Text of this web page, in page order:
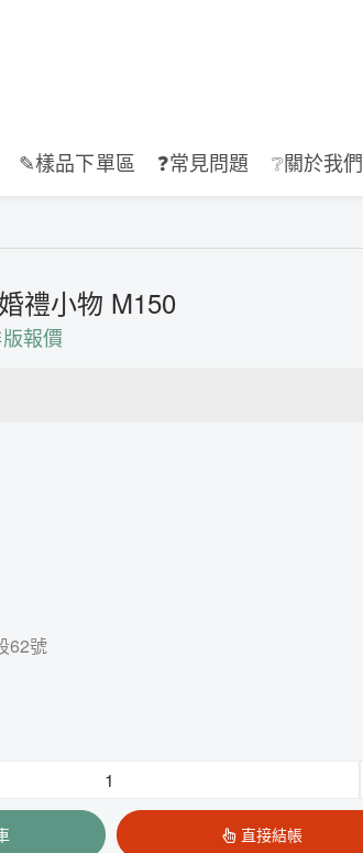
✎樣品下單區 ❓常見問題 ❔關於我們
禮小物 M150
報價
62號
直接結帳